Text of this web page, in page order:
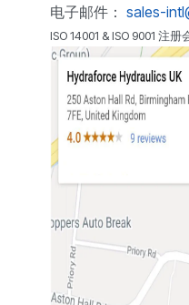
电子邮件： sales-
ISO 14001 & ISO 9001 注